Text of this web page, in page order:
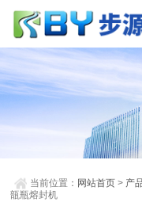
当前位置： 网站首页 > 产
瓿瓶熔封机